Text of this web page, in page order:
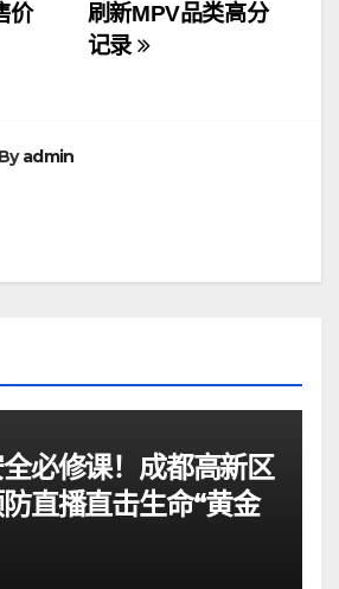
刷新MPV品类高分
记录
价
Byadmin
必修课！成都高新区
直播直击生命“黄金